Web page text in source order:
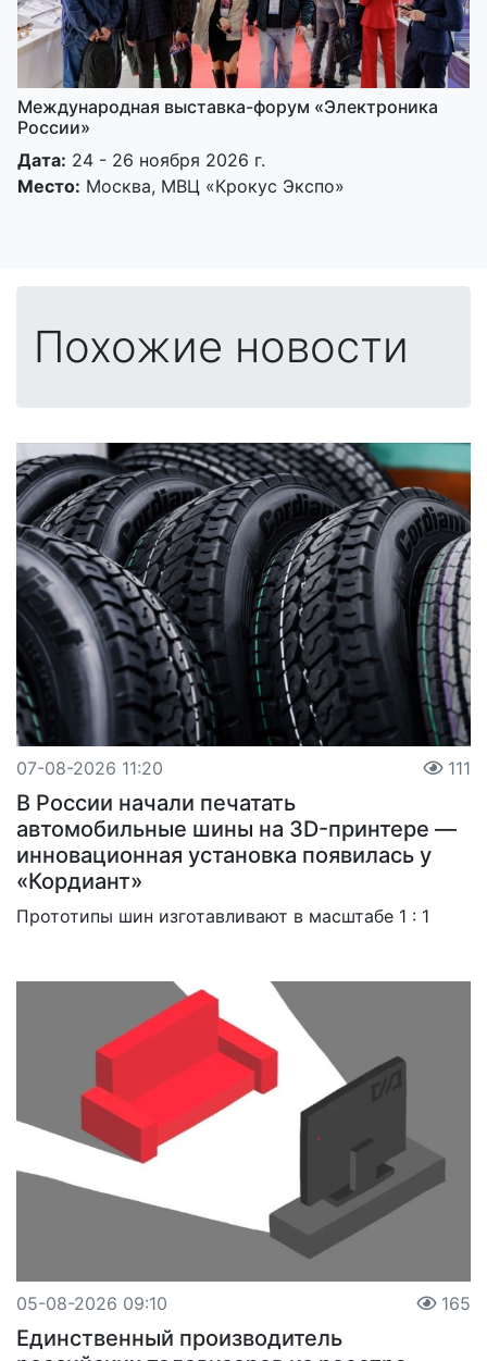
Международная выставка-форум «Электроника
России»
Дата: 24 - 26 ноября 2026 г.
Место: Москва, МВЦ «Крокус Экспо»
Похожие новости
07-08-2026 11:20 111
В России начали печатать
автомобильные шины на 3D-принтере —
инновационная установка появилась у
«Кордиант»
Прототипы шин изготавливают в масштабе 1 : 1
05-08-2026 09:10 165
Единственный производитель